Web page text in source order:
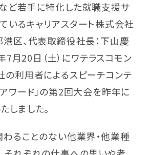
ど若手に特化した就職支援サ
いるキャリアスタート株式会社
港区、代表取締役社長：下山慶
7月20日（土）にワテラスコモン
の利用者によるスピーチコンテ
アワード」の第2回大会を昨年に
しました。
わることのない他業界・他業種
アスタートへ相談する
リアスタートで働きたい
考えている企業の方